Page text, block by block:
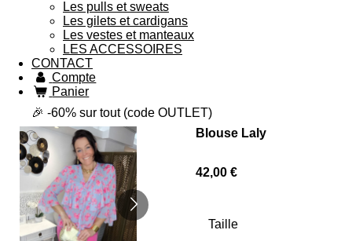
Les pulls et sweats
Les gilets et cardigans
Les vestes et manteaux
LES ACCESSOIRES
CONTACT
Compte
Panier
🎉 -60% sur tout (code OUTLET)
Blouse Laly
42,00 €
Taille